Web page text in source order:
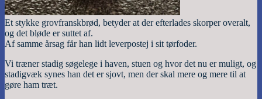
Et stykke grovfranskbrød, betyder at der efterlades skorper overalt,
og det bløde er suttet af.
Af samme årsag får han lidt leverpostej i sit tørfoder.
Vi træner stadig søgelege i haven, stuen og hvor det nu er muligt, og
stadigvæk synes han det er sjovt, men der skal mere og mere til at
gøre ham træt.